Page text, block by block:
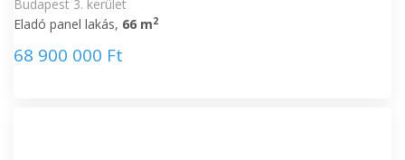
Budapest 3. kerület
Eladó panel lakás, 66 m2
68 900 000 Ft